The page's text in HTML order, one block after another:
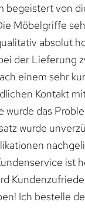
begeistert von
Möbelgriffe
absolut
der Lieferung
einem sehr
Kontakt
wurde das
wurde
ist
Ich bestelle